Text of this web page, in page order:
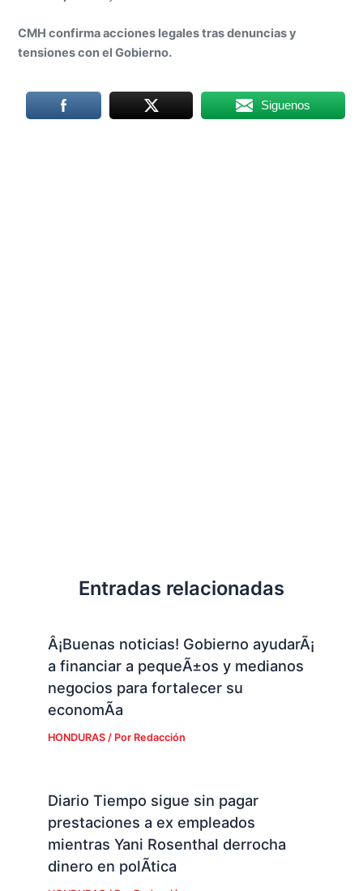
CMH confirma acciones legales tras denuncias y
tensiones con el Gobierno.
Siguenos
Entradas relacionadas
Â¡Buenas noticias! Gobierno ayudarÃ¡
a financiar a pequeÃ±os y medianos
negocios para fortalecer su
economÃ­a
HONDURAS/ Por Redacción
Diario Tiempo sigue sin pagar
prestaciones a ex empleados
mientras Yani Rosenthal derrocha
dinero en polÃ­tica